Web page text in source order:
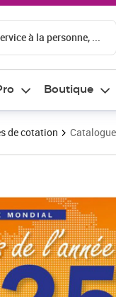
à la personne, ...
Boutique
de cotation